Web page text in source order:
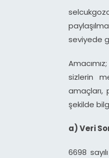
seviyede
sizlerin
amaçları,
şekilde
a) Veri
6698